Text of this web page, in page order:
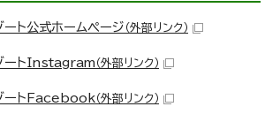
ト公式ホームページ （外部リンク）
ートInstagram （外部リンク）
ートFacebook（外部リンク）